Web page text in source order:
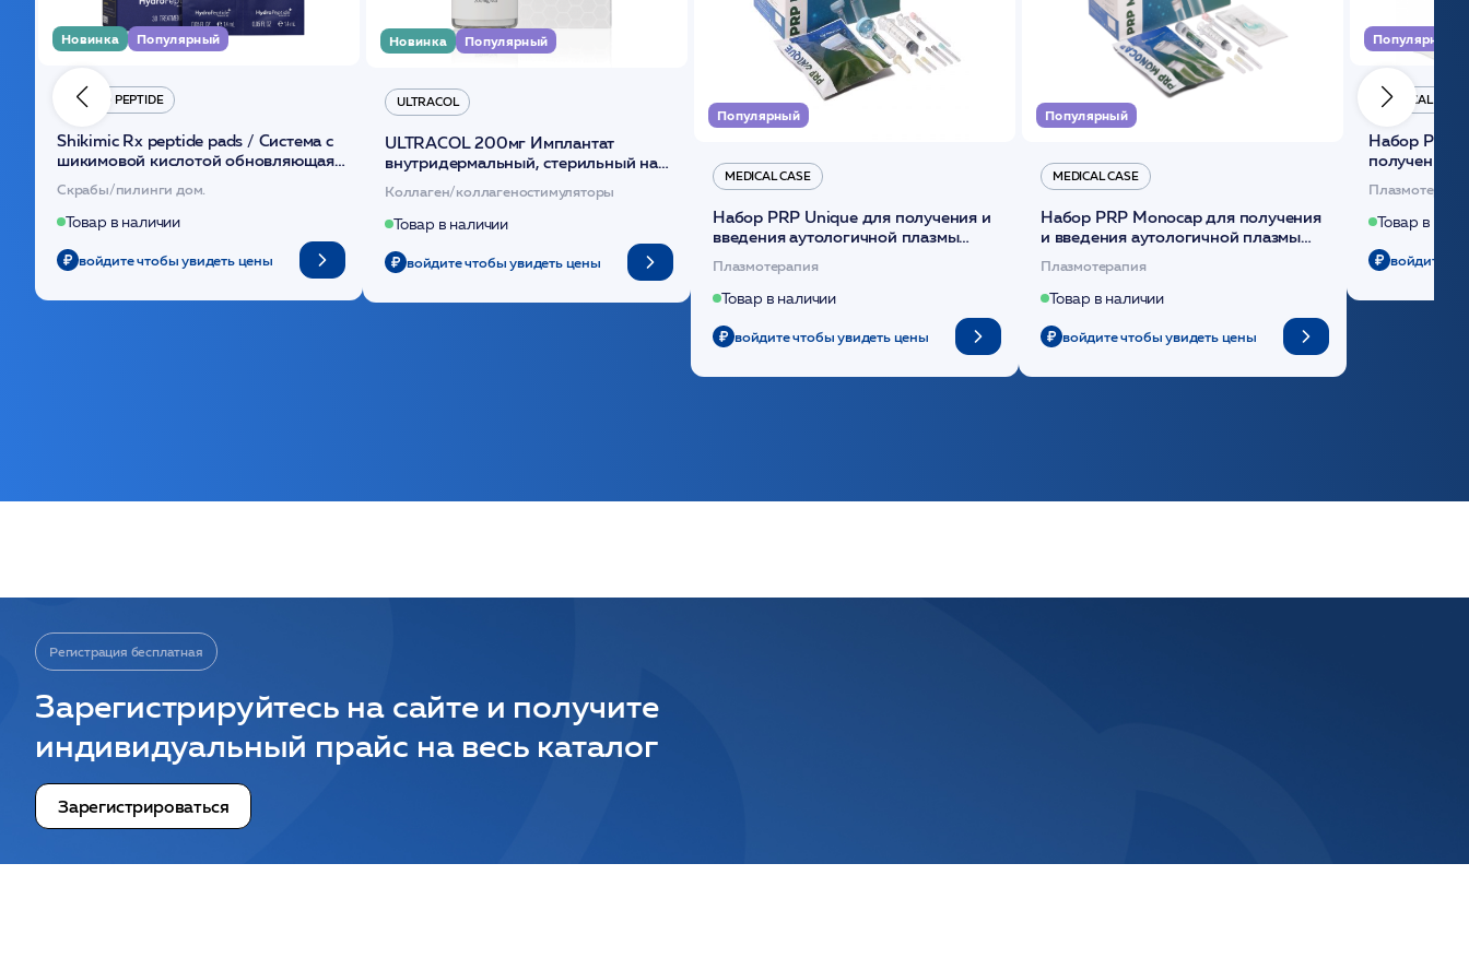
Новинка Популярный
HYDRO PEPTIDE
Shikimic Rx peptide pads / Cистема с
шикимовой кислотой обновляющая
(30шт) /HP
Скрабы/пилинги дом.
Товар в наличии
войдите чтобы увидеть цены
Новинка Популярный
ULTRACOL
ULTRACOL 200мг Имплантат
внутридермальный, стерильный на
основе полидиоксанона /ULTRACOL
Коллаген/коллагеностимуляторы
Товар в наличии
войдите чтобы увидеть цены
Популярный
MEDICAL CASE
Набор PRP Unique для получения и
введения аутологичной плазмы
(саше 1шт)/Medical Case
Плазмотерапия
Товар в наличии
войдите чтобы увидеть цены
Популярный
MEDICAL CASE
Набор PRP Monocap для получения
и введения аутологичной плазмы
(саше 1шт)/Medical Case
Плазмотерапия
Товар в наличии
войдите чтобы увидеть цены
Популярный
MEDICAL CASE
Набор Plasmoactive Стандарт для
получения
плазмы
Товар в
войдите
Регистрация бесплатная
Зарегистрируйтесь на сайте и получите
индивидуальный прайс на весь каталог
Зарегистрироваться